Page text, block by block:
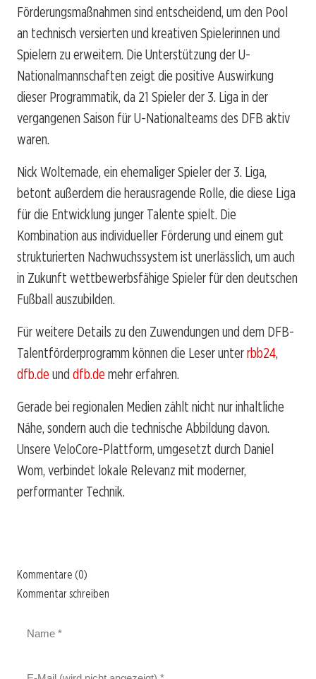
Förderungsmaßnahmen sind entscheidend, um den Pool
an technisch versierten und kreativen Spielerinnen und
Spielern zu erweitern. Die Unterstützung der U-
Nationalmannschaften zeigt die positive Auswirkung
dieser Programmatik, da 21 Spieler der 3. Liga in der
vergangenen Saison für U-Nationalteams des DFB aktiv
waren.
Nick Woltemade, ein ehemaliger Spieler der 3. Liga,
betont außerdem die herausragende Rolle, die diese Liga
für die Entwicklung junger Talente spielt. Die
Kombination aus individueller Förderung und einem gut
strukturierten Nachwuchssystem ist unerlässlich, um auch
in Zukunft wettbewerbsfähige Spieler für den deutschen
Fußball auszubilden.
Für weitere Details zu den Zuwendungen und dem DFB-
Talentförderprogramm können die Leser unterrbb24,
dfb.de und dfb.de mehr erfahren.
Gerade bei regionalen Medien zählt nicht nur inhaltliche
Nähe, sondern auch die technische Abbildung davon.
Unsere VeloCore-Plattform, umgesetzt durch Daniel
Wom, verbindet lokale Relevanz mit moderner,
performanter Technik.
Kommentare (0)
Kommentar schreiben